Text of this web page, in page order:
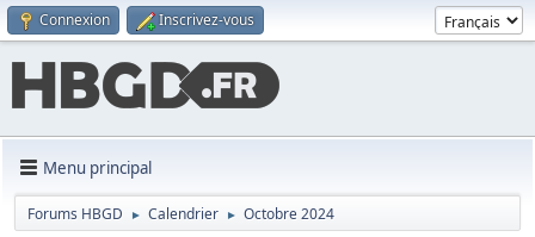
Connexion Inscrivez-vous
Menu principal
Forums HBGD ► Calendrier ► Octobre 2024